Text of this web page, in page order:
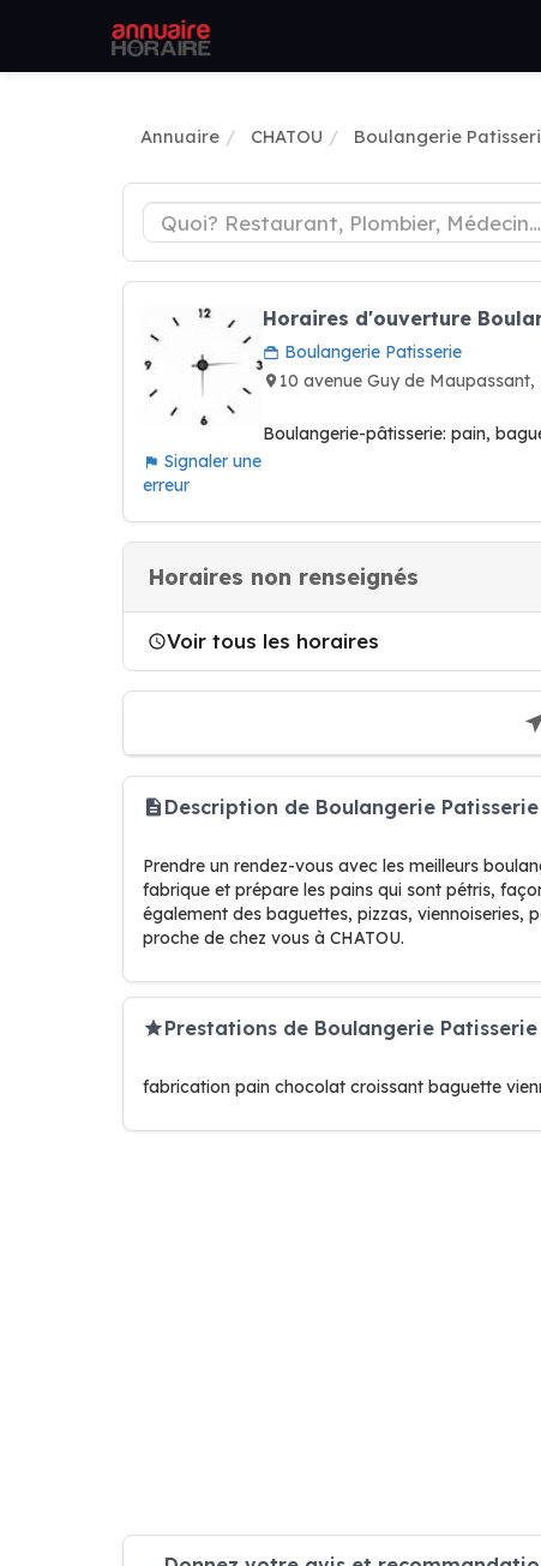
Annuaire CHATOU Boulangerie
Signaler une
erreur
Horaires d'ouverture
Boulangerie Patisserie
10 avenue Guy de
Boulangerie-pâtisserie: pain,
Horaires non renseignés
Voir tous les horaires
Description de Boulangerie
Prendre un rendez-vous avec les meilleurs
fabrique et prépare les pains qui sont pétris,
également des baguettes, pizzas, viennoiseries,
proche de chez vous à CHATOU.
Prestations de Boulangerie
fabrication pain chocolat croissant baguette